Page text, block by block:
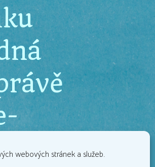
webových stránek a služeb.